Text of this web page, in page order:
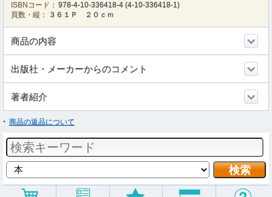
ISBNコード： 978-4-10-336418-4 (4-10-336418-1)
頁数・縦：
３６１Ｐ ２０ｃｍ
商品の内容
出版社・メーカーからのコメント
著者紹介
商品の返品について